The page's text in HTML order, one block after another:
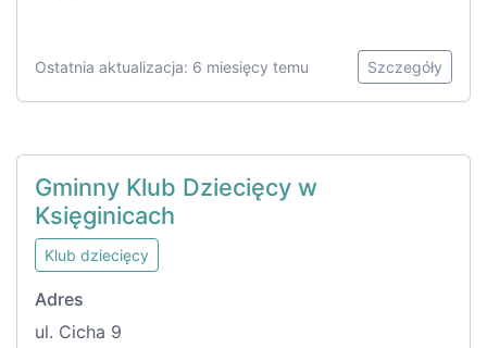
Ostatnia aktualizacja: 6 miesięcy temu Szczegóły
Gminny Klub Dziecięcy w
Księginicach
Klub dziecięcy
Adres
ul. Cicha 9